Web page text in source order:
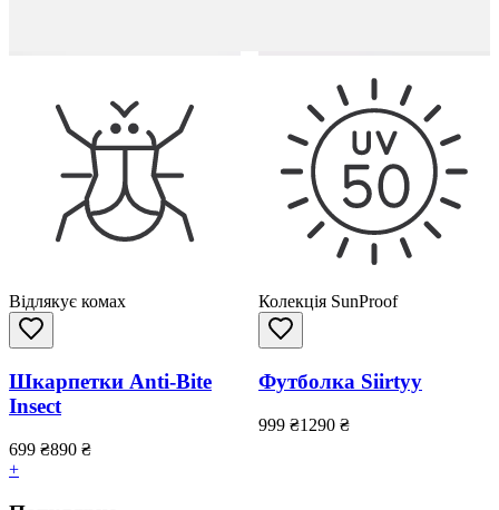
Відлякує комах
Шкарпетки Anti-Bite
Insect
699 ₴890 ₴
+
Колекція SunProof
Футболка Siirtyy
999 ₴1290 ₴